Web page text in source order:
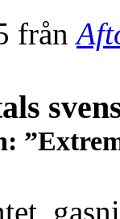
från